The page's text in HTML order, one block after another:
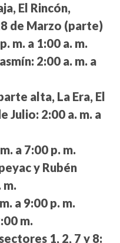
El Rincón,
de Marzo (parte)
m. a 1:00 a. m.
2:00 a. m. a
alta, La Era, El
Julio: 2:00 a. m. a
a 7:00 p. m.
y Rubén
m.
a 9:00 p. m.
m.
1, 2, 7 y 8: